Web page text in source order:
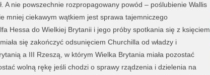
A nie powszechnie rozpropagowany powód – poślubienie Wallis
mniej ciekawym wątkiem jest sprawa tajemniczego
Hessa do Wielkiej Brytanii i jego próby spotkania się z księciem
się zakończyć odsunięciem Churchilla od władzy i
a III Rzeszą, w którym Wielka Brytania miała pozostać
wolną rękę jeśli chodzi o sprawy rządzenia i dzielenia na